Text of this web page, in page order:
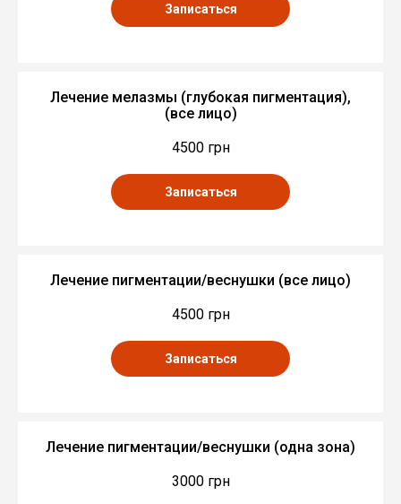
Записаться
Лечение мелазмы (глубокая пигментация),
(все лицо)
4500 грн
Записаться
Лечение пигментации/веснушки (все лицо)
4500 грн
Записаться
Лечение пигментации/веснушки (одна зона)
3000 грн